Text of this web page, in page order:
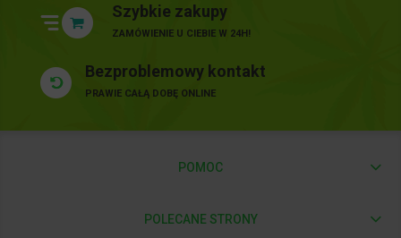
Szybkie zakupy
ZAMÓWIENIE U CIEBIE W 24H!
Bezproblemowy kontakt
PRAWIE CAŁĄ DOBĘ ONLINE
POMOC
POLECANE STRONY